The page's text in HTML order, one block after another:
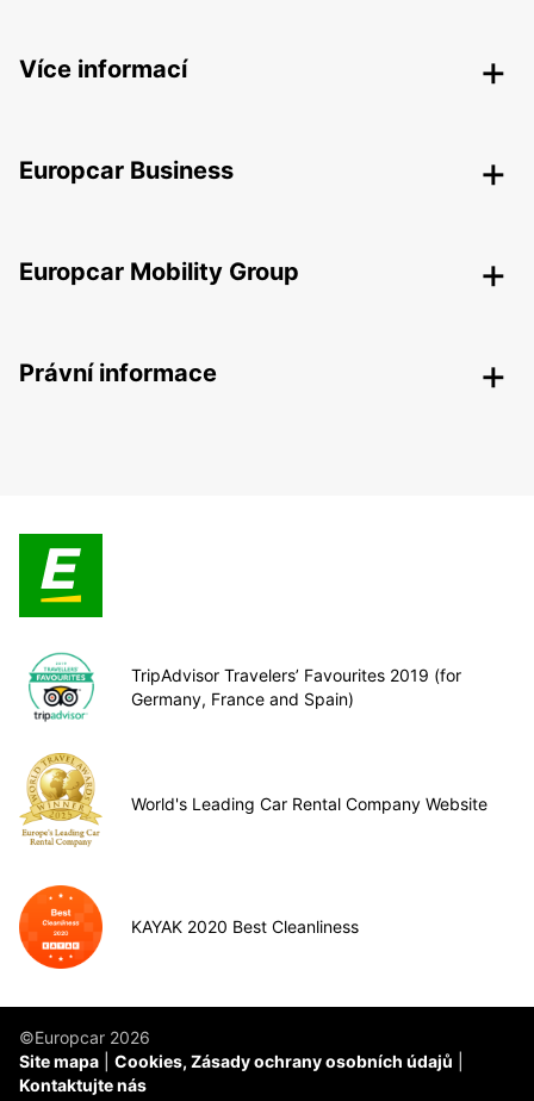
Více informací
Europcar Business
Europcar Mobility Group
Právní informace
TripAdvisor Travelers’ Favourites 2019 (for
Germany, France and Spain)
World's Leading Car Rental Company Website
KAYAK 2020 Best Cleanliness
©Europcar 2026
Site mapa
Cookies, Zásady ochrany osobních údajů
Kontaktujte nás